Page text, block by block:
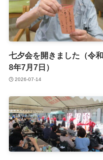
七夕会を開きました（令和
8年7月7日）
2026-07-14